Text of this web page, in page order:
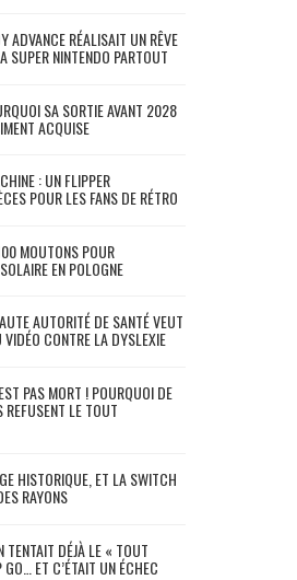
ADVANCE RÉALISAIT UN RÊVE
SUPER NINTENDO PARTOUT
SA SORTIE AVANT 2028
ACQUISE
: UN FLIPPER
POUR LES FANS DE RÉTRO
MOUTONS POUR
EN POLOGNE
AUTORITÉ DE SANTÉ VEUT
VIDÉO CONTRE LA DYSLEXIE
PAS MORT ! POURQUOI DE
REFUSENT LE TOUT
HISTORIQUE, ET LA SWITCH
RAYONS
TENTAIT DÉJÀ LE « TOUT
ET C’ÉTAIT UN ÉCHEC